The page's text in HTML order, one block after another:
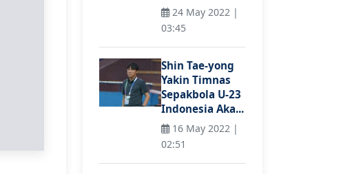
24 May 2022 |
03:45
Shin Tae-yong
Yakin Timnas
Sepakbola U-23
Indonesia Aka...
16 May 2022 |
02:51